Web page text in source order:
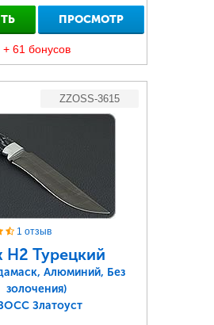
ПРОСМОТР
+ 61 бонусов
ZZOSS-3615
1 отзыв
Турецкий
Алюминий, Без
золочения)
Златоуст